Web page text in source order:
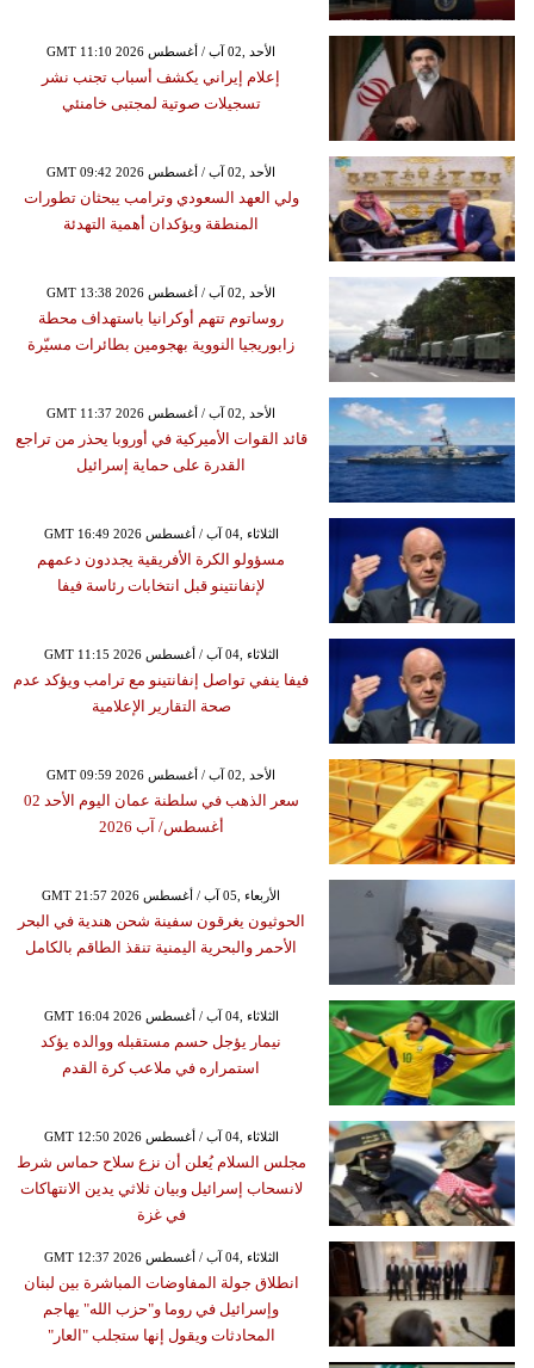
GMT 11:10 2026 الأحد ,02 آب / أغسطس
إعلام إيراني يكشف أسباب تجنب نشر
تسجيلات صوتية لمجتبى خامنئي
GMT 09:42 2026 الأحد ,02 آب / أغسطس
ولي العهد السعودي وترامب يبحثان تطورات
المنطقة ويؤكدان أهمية التهدئة
GMT 13:38 2026 الأحد ,02 آب / أغسطس
روساتوم تتهم أوكرانيا باستهداف محطة
زابوريجيا النووية بهجومين بطائرات مسيّرة
GMT 11:37 2026 الأحد ,02 آب / أغسطس
قائد القوات الأميركية في أوروبا يحذر من تراجع
القدرة على حماية إسرائيل
GMT 16:49 2026 الثلاثاء ,04 آب / أغسطس
مسؤولو الكرة الأفريقية يجددون دعمهم
لإنفانتينو قبل انتخابات رئاسة فيفا
GMT 11:15 2026 الثلاثاء ,04 آب / أغسطس
فيفا ينفي تواصل إنفانتينو مع ترامب ويؤكد عدم
صحة التقارير الإعلامية
GMT 09:59 2026 الأحد ,02 آب / أغسطس
سعر الذهب في سلطنة عمان اليوم الأحد 02
أغسطس/ آب 2026
GMT 21:57 2026 الأربعاء ,05 آب / أغسطس
الحوثيون يغرقون سفينة شحن هندية في البحر
الأحمر والبحرية اليمنية تنقذ الطاقم بالكامل
GMT 16:04 2026 الثلاثاء ,04 آب / أغسطس
نيمار يؤجل حسم مستقبله ووالده يؤكد
استمراره في ملاعب كرة القدم
GMT 12:50 2026 الثلاثاء ,04 آب / أغسطس
مجلس السلام يُعلن أن نزع سلاح حماس شرط
لانسحاب إسرائيل وبيان ثلاثي يدين الانتهاكات
في غزة
GMT 12:37 2026 الثلاثاء ,04 آب / أغسطس
انطلاق جولة المفاوضات المباشرة بين لبنان
وإسرائيل في روما و"حزب الله" يهاجم
المحادثات ويقول إنها ستجلب "العار"